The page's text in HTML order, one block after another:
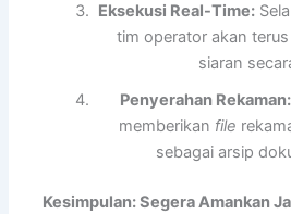
Eksekusi Real-Time:
tim operator akan
siaran
Penyerahan Rekaman:
memberikan file
sebagai arsip
Kesimpulan: Segera Amankan